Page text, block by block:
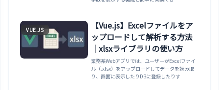
VUE.JS
【Vue.js】Excelファイルをア
ップロードして解析する方法
｜xlsxライブラリの使い方
業務系Webアプリでは、ユーザーがExcelファイ
ル（.xlsx）をアップロードしてデータを読み取
り、画面に表示したりDBに登録したりす